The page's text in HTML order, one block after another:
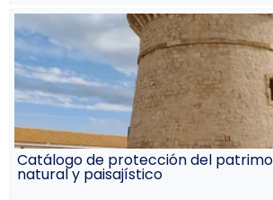
Catálogo de protección del
natural y paisajístico